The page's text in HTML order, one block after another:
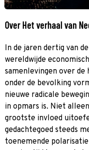
Over Het verhaal van
In de jaren dertig van
wereldwijde
samenlevingen over de
onder de bevolking
nieuwe radicale
in opmars is. Niet
grootste invloed
gedachtegoed steeds
toenemende